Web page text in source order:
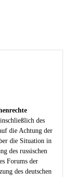
des
die Achtung der
die Situation in
des russischen
Forums der
des deutschen